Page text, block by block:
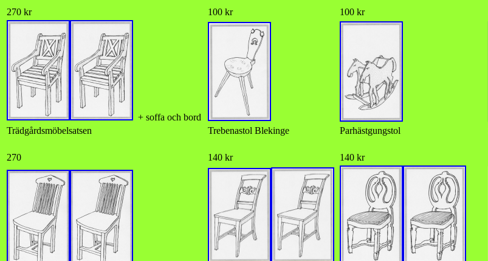
270 kr 100 kr 100 kr
+ soffa och bord
Trädgårdsmöbelsatsen
Trebenastol Blekinge Parhästgungstol
270 140 kr 140 kr